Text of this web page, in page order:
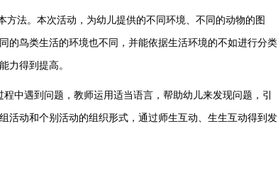
法。本次活动，为幼儿提供的不同环境、不同的动物的图
的鸟类生活的环境也不同，并能依据生活环境的不如进行分类
力得到提高。
遇到问题，教师运用适当语言，帮助幼儿来发现问题，引
活动和个别活动的组织形式，通过师生互动、生生互动得到发